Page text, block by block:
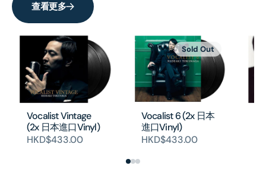
查看更多
Vocalist Vintage
(2x 日本進口Vinyl)
HKD$433.00
Vocalist 6 (2x 日本
進口Vinyl)
HKD$433.00
Sold Out